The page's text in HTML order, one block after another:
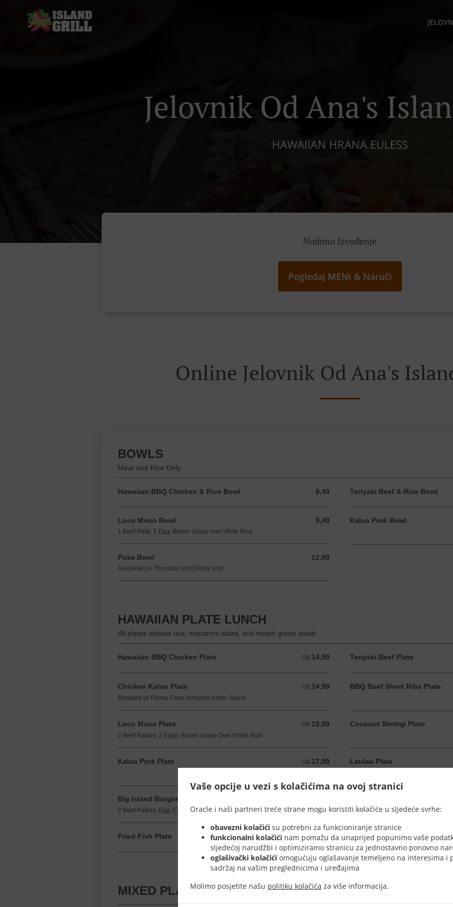
Vaše opcije u vezi s kolačićima na ovoj stranici
Oracle i naši partneri treće strane mogu koristiti kolačiće u sljedeće svrhe:
obavezni kolačići su potrebni za funkcioniranje stranice
funkcionalni kolačići nam pomažu da unaprijed popunimo vaše
sljedećoj narudžbi i optimiziramo stranicu za jednostavno ponovno
oglašivački kolačići omogućuju oglašavanje temeljeno na interesima i
sadržaj na vašim preglednicima i uređajima
Molimo posjetite našu politiku kolačića za više informacija.
Jelovnik Od Ana's
HAWAIIAN HRANA EULESS
Nudimo Izvođenje
Pogledaj MENI & Naruči
Online Jelovnik Od Ana's
BOWLS
Meat and Rice Only
Hawaiian BBQ Chicken & Rice Bowl 9,49
9,49 USD Teriyaki Beef & Rice Bowl
Loco Moco Bowl 9,49
9,49 USD
1 Beef Patty, 1 Egg, Brown Gravy over White Rice
Kalua Pork Bowl
Poke Bowl 12,99
12,99 USD
Available on Thursday and Friday only
HAWAIIAN PLATE LUNCH
All plates include rice, macaroni salad, and mixed green salad
Hawaiian BBQ Chicken Plate Od 14,99
Od 14,99 USD Teriyaki Beef Plate
Chicken Katsu Plate Od 14,99
Od 14,99 USD
Breaded w/ Panko Flour, includes Katsu Sauce
BBQ Beef Short Ribs Plate
Loco Moco Plate Od 15,99
Od 15,99 USD
2 Beef Patties, 2 Eggs, Brown Gravy Over White Rice
Coconut Shrimp Plate
Kalua Pork Plate Od 17,99
Od 17,99 USD Laulau Plate
Big Island Burger & Fries
2 Beef Patties, Egg, Cheese, Pineapple, Tomato, Lettuce
Fried Fish Plate Od14,99
Od 14,99 USD
MIXED PLATES